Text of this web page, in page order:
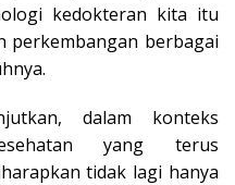
kedokteran kita itu
perkembangan berbagai
dalam konteks
yang terus
tidak lagi hanya